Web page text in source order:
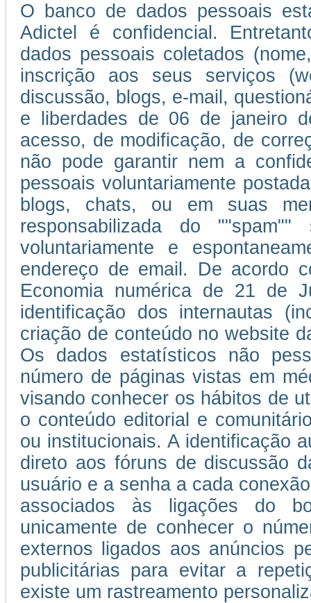
O banco de dados pessoais
Adictel é confidencial.
dados pessoais coletados
inscrição aos seus serviços
discussão, blogs, e-mail,
e liberdades de 06 de janeiro
acesso, de modificação, de
não pode garantir nem a
pessoais voluntariamente
blogs, chats, ou em suas
responsabilizada do
voluntariamente e
endereço de email. De acordo
Economia numérica de 21 de
identificação dos internautas
criação de conteúdo no website
Os dados estatísticos não
número de páginas vistas em
visando conhecer os hábitos de
o conteúdo editorial e
ou institucionais. A identificação
direto aos fóruns de discussão
usuário e a senha a cada
associados às ligações do
unicamente de conhecer o
externos ligados aos anúncios
publicitárias para evitar a
existe um rastreamento